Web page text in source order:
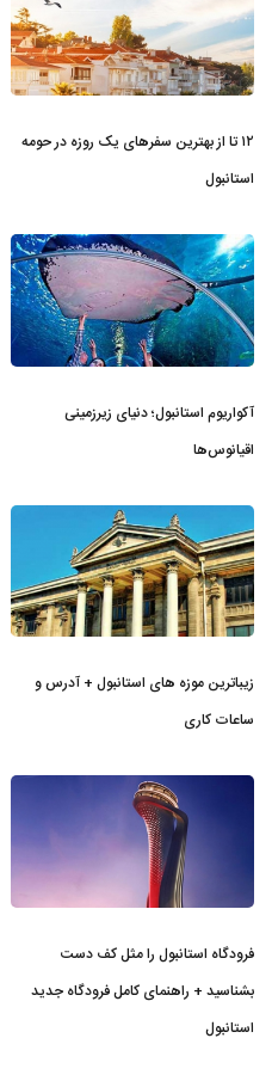
۱۲ تا از بهترین سفرهای یک روزه در حومه
استانبول
آکواریوم استانبول؛ دنیای زیرزمینی
اقیانوس‌ها
زیباترین موزه‌ های استانبول + آدرس و
ساعات کاری
فرودگاه استانبول را مثل کف دست
بشناسید + راهنمای کامل فرودگاه جدید
استانبول